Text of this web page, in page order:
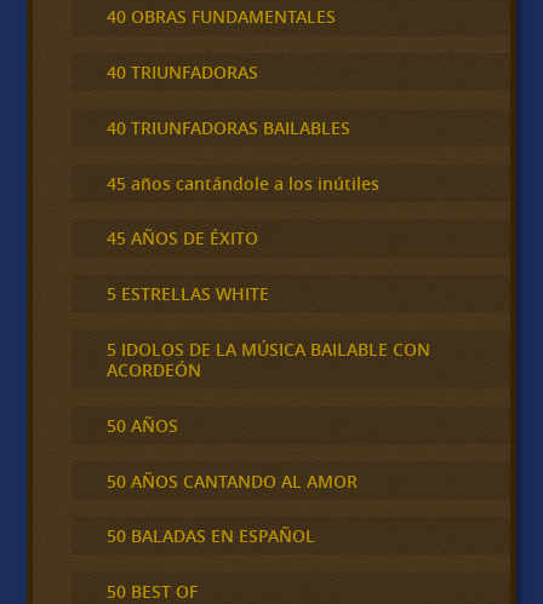
40 OBRAS FUNDAMENTALES
40 TRIUNFADORAS
40 TRIUNFADORAS BAILABLES
45 años cantándole a los inútiles
45 AÑOS DE ÉXITO
5 ESTRELLAS WHITE
5 IDOLOS DE LA MÚSICA BAILABLE CON
ACORDEÓN
50 AÑOS
50 AÑOS CANTANDO AL AMOR
50 BALADAS EN ESPAÑOL
50 BEST OF